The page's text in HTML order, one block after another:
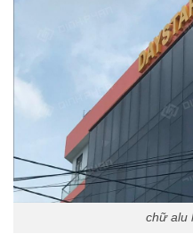
chữ alu